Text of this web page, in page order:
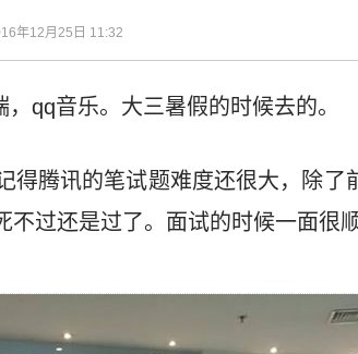
年12月25日 11:32
qq音乐。大三暑假的时候去的。
得腾讯的笔试题难度还很大，除了
过还是过了。面试的时候一面很顺